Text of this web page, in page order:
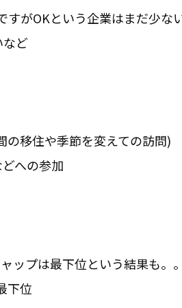
がOKという企業はまだ少な
など
移住や季節を変えての訪問)
への参加
ップは最下位という結果も。。
下位